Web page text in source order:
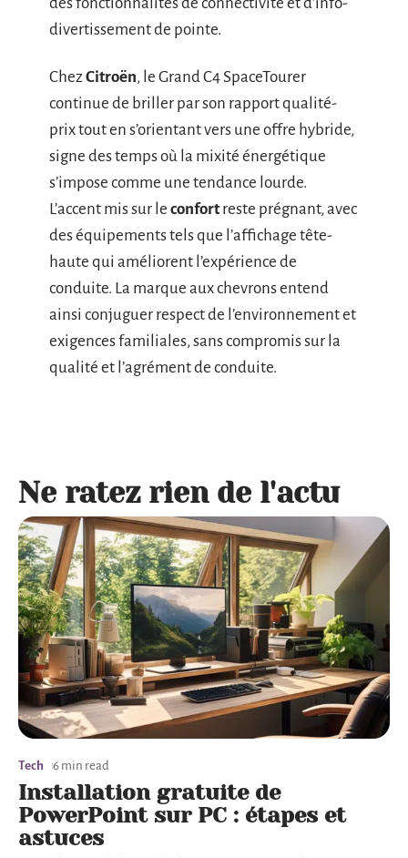
divertissement de pointe.
Chez Citroën, le Grand C4 SpaceTourer
continue de briller par son rapport qualité-
prix tout en s’orientant vers une offre hybride,
signe des temps où la mixité énergétique
s’impose comme une tendance lourde.
L’accent mis sur le confortreste prégnant, avec
des équipements tels que l’affichage tête-
haute qui améliorent l’expérience de
conduite. La marque aux chevrons entend
ainsi conjuguer respect de l’environnement et
exigences familiales, sans compromis sur la
qualité et l’agrément de conduite.
Ne ratez rien de l'actu
Tech 6 min read
Installation gratuite de
PowerPoint sur PC : étapes et
astuces